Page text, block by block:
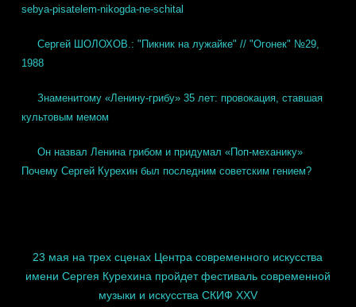
sebya-pisatelem-nikogda-ne-schital
Сергей ШОЛОХОВ.: "Пикник на лужайке" // "Огонек" №29,
1988
Знаменитому «Ленину-грибу» 35 лет: провокация, ставшая
культовым мемом
Он назвал Ленина грибом и придумал «Поп-механику»
Почему Сергей Курехин был последним советским гением?
23 мая на трех сценах Центра современного искусства
имени Сергея Курехина пройдет фестиваль современной
музыки и искусства СКИФ XXV